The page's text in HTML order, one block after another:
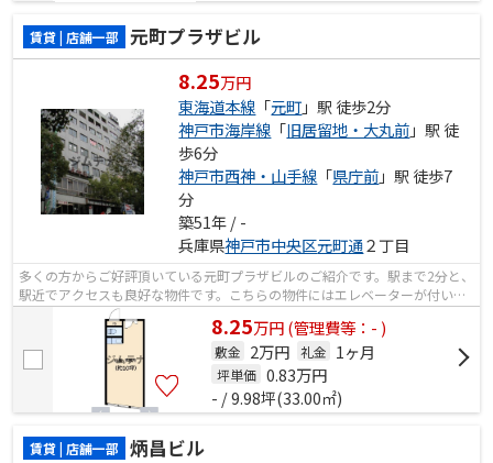
賃貸 | 店舗一部 元町プラザビル
8.25万円
東海道本線 「元町」駅 徒歩2分
神戸市海岸線 「旧居留地・大丸前」駅 徒
歩6分
神戸市西神・山手線 「県庁前」駅 徒歩7
分
築51年 / -
兵庫県神戸市中央区元町通２丁目
多くの方からご好評頂いている元町プラザビルのご紹介です。駅まで2分と、
駅近でアクセスも良好な物件です。こちらの物件にはエレベーターが付いて
います。2駅利用できる場所にあり、...
8.25万円(管理費等：- )
敷金 2万円 礼金 1ヶ月
坪単価 0.83万円
- / 9.98坪(33.00㎡)
賃貸 | 店舗一部 炳昌ビル